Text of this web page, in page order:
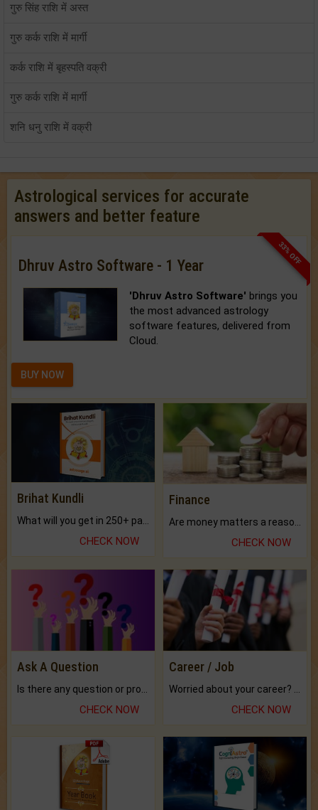
गुरु सिंह राशि में अस्त
गुरु कर्क राशि में मार्गी
कर्क राशि में बृहस्पति वक्री
गुरु कर्क राशि में मार्गी
शनि धनु राशि में वक्री
Astrological services for accurate
answers and better feature
33% OFF
Dhruv Astro Software - 1 Year
'Dhruv Astro Software' brings you
the most advanced astrology
software features, delivered from
Cloud.
BUY NOW
Brihat Kundli
CHECK NOW
Finance
Are money matters a reason for the dark-circles under your eyes?
CHECK NOW
Ask A Question
CHECK NOW
Career / Job
CHECK NOW